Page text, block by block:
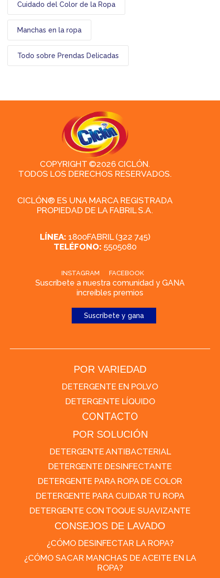
Cuidado del Color de la Ropa
Manchas en la ropa
Todo sobre Prendas Delicadas
COPYRIGHT ©2026 CICLÓN.
TODOS LOS DERECHOS RESERVADOS.
CICLÓN® ES UNA MARCA REGISTRADA
PROPIEDAD DE LA FABRIL S.A.
LÍNEA: 1800FABRIL (322 745)
TELÉFONO: 5505080
INSTAGRAM FACEBOOK
Suscríbete a nuestra comunidad y GANA
increíbles premios
Suscríbete y gana
POR VARIEDAD
DETERGENTE EN POLVO
DETERGENTE LÍQUIDO
CONTACTO
POR SOLUCIÓN
DETERGENTE ANTIBACTERIAL
DETERGENTE DESINFECTANTE
DETERGENTE PARA ROPA DE COLOR
DETERGENTE PARA CUIDAR TU ROPA
DETERGENTE CON TOQUE SUAVIZANTE
CONSEJOS DE LAVADO
¿CÓMO DESINFECTAR LA ROPA?
¿CÓMO SACAR MANCHAS DE ACEITE EN LA
ROPA?